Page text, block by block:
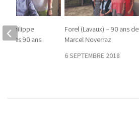
Forel (Lavaux) – 90 ans de
Marcel Noverraz
6 SEPTEMBRE 2018
Philippe
ses 90 ans